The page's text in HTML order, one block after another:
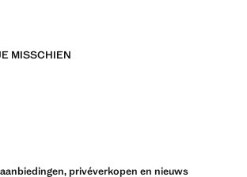
MISSCHIEN
privéverkopen en nieuws